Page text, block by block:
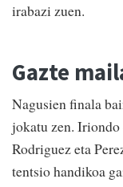
irabazi zuen.
Gazte
Nagusien finala
jokatu zen.
Rodriguez eta
tentsio handikoa